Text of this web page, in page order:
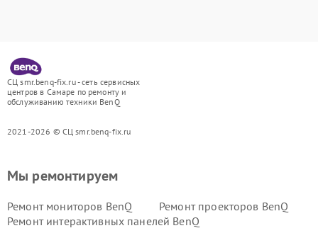
СЦ smr.benq-fix.ru - сеть сервисных
центров в Самаре по ремонту и
обслуживанию техники BenQ
2021-2026 © СЦ smr.benq-fix.ru
Мы ремонтируем
Ремонт мониторов BenQ
Ремонт проекторов BenQ
Ремонт интерактивных панелей BenQ